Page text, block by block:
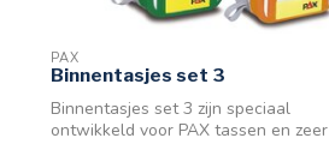
PAX
Binnentasjes set 3
Binnentasjes set 3 zijn speciaal
ontwikkeld voor PAX tassen en zeer